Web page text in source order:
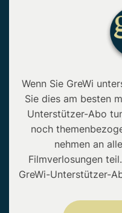
Wenn Sie GreWi
Sie dies am besten
Unterstützer-Abo
noch
nehmen an
Filmverlosungen
GreWi-Unterstützer-